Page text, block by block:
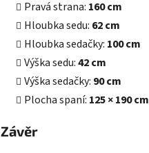
Pravá strana: 160 cm
Hloubka sedu: 62 cm
Hloubka sedačky: 100 cm
Výška sedu:42 cm
Výška sedačky: 90 cm
Plocha spaní: 125 × 190 cm
Závěr